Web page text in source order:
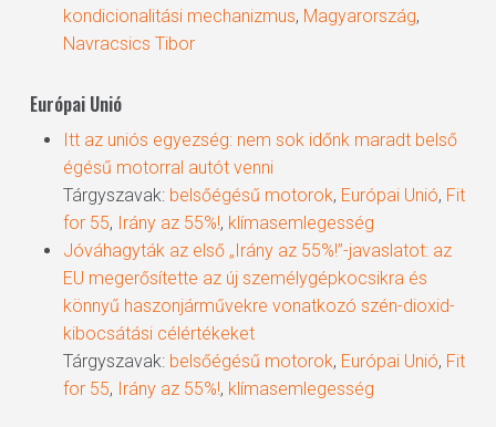
kondicionalitási mechanizmus, Magyarország,
Navracsics Tibor
Európai Unió
Itt az uniós egyezség: nem sok időnk maradt belső
égésű motorral autót venni
Tárgyszavak: belsőégésű motorok, Európai Unió, Fit
for 55, Irány az 55%!, klímasemlegesség
Jóváhagyták az első „Irány az 55%!”-javaslatot: az
EU megerősítette az új személygépkocsikra és
könnyű haszonjárművekre vonatkozó szén-dioxid-
kibocsátási célértékeket
Tárgyszavak: belsőégésű motorok, Európai Unió, Fit
for 55, Irány az 55%!, klímasemlegesség